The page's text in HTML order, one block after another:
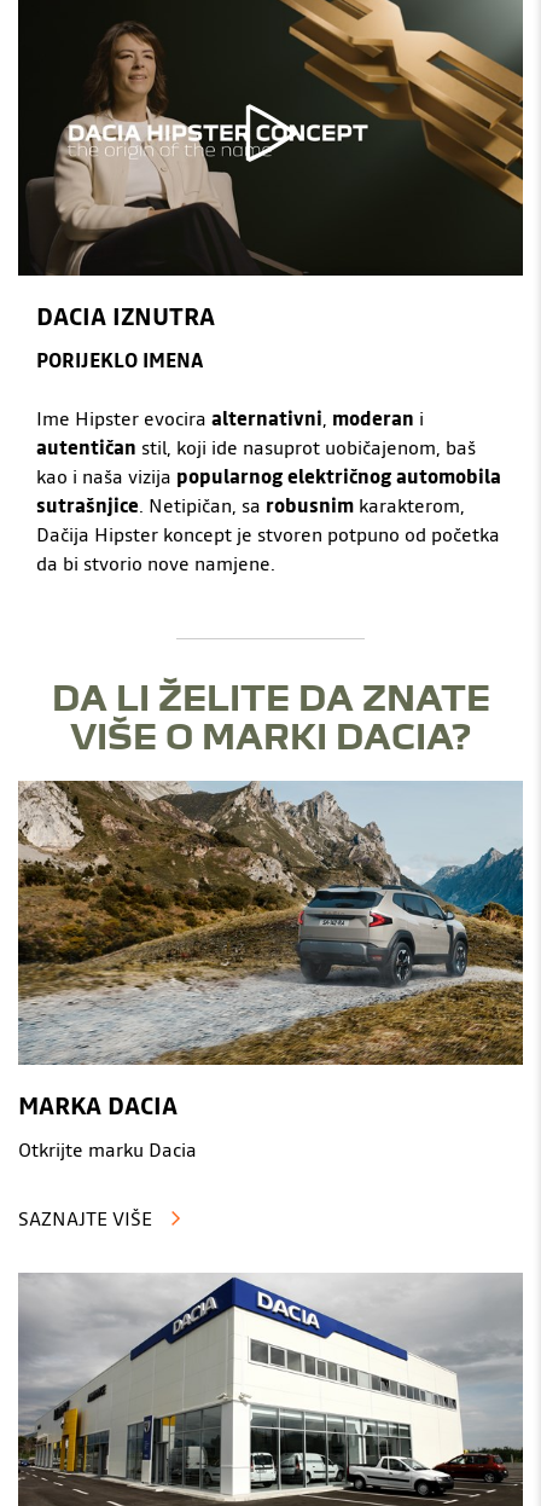
DACIA IZNUTRA
PORIJEKLO IMENA
Ime Hipster evocira alternativni, moderan i
autentičan stil, koji ide nasuprot uobičajenom, baš
kao i naša vizija popularnog električnog automobila
sutrašnjice. Netipičan, sa robusnim karakterom,
Dačija Hipster koncept je stvoren potpuno od početka
da bi stvorio nove namjene.
DA LI ŽELITE DA ZNATE
VIŠE O MARKI DACIA?
MARKA DACIA
Otkrijte marku Dacia
SAZNAJTE VIŠE